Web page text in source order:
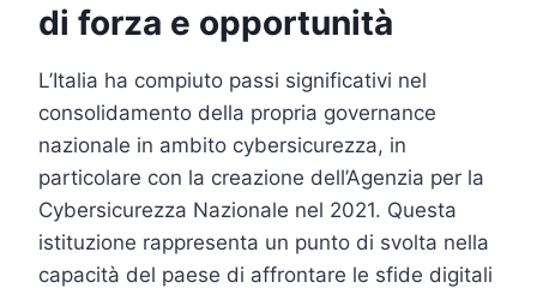
di forza e opportunità
L’Italia ha compiuto passi significativi nel
consolidamento della propria governance
nazionale in ambito cybersicurezza, in
particolare con la creazione dell’Agenzia per la
Cybersicurezza Nazionale nel 2021. Questa
istituzione rappresenta un punto di svolta nella
capacità del paese di affrontare le sfide digitali